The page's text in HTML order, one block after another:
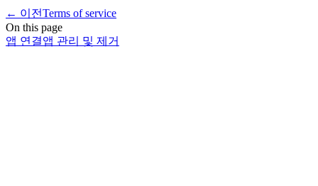
← 이전Terms of service
On this page
앱 연결앱 관리 및 제거